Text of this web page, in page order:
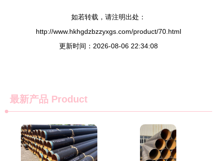
如若转载，请注明出处：
http://www.hkhgdzbzzyxgs.com/product/70.html
更新时间：2026-08-06 22:34:08
最新产品 Product